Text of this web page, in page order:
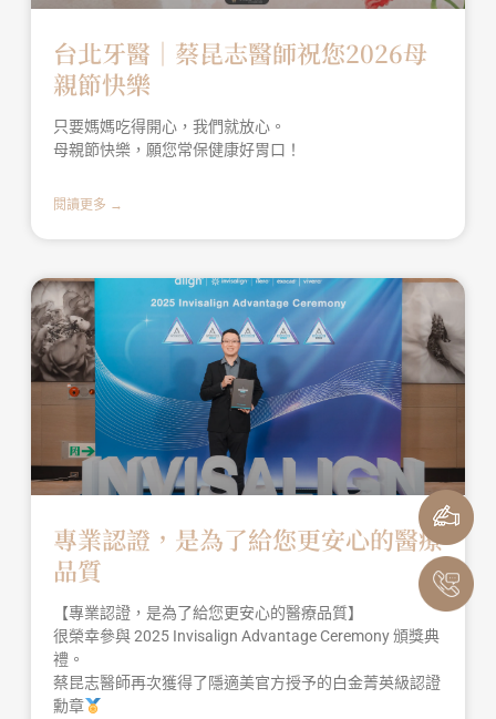
台北牙醫│蔡昆志醫師祝您2026母
親節快樂
只要媽媽吃得開心，我們就放心。
母親節快樂，願您常保健康好胃口！
閱讀更多 →
專業認證，是為了給您更安心的醫療
品質
【專業認證，是為了給您更安心的醫療品質】
很榮幸參與 2025 Invisalign Advantage Ceremony 頒獎典
禮。
蔡昆志醫師再次獲得了隱適美官方授予的白金菁英級認證
勳章